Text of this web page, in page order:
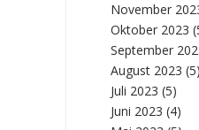
November
Oktober 2023
September
August 2023 (5)
Juli 2023 (5)
Juni 2023 (4)